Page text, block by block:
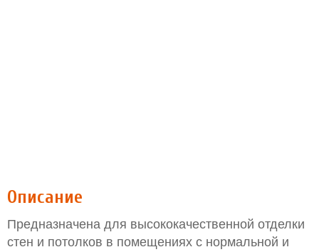
Описание
Предназначена для высококачественной отделки
стен и потолков в помещениях с нормальной и